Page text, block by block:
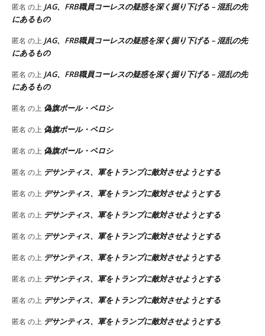
匿名 の上 JAG、FRB職員コーレスの疑惑を深く掘り下げる – 混乱の先
にあるもの
匿名 の上 JAG、FRB職員コーレスの疑惑を深く掘り下げる – 混乱の先
にあるもの
匿名 の上 JAG、FRB職員コーレスの疑惑を深く掘り下げる – 混乱の先
にあるもの
匿名 の上 偽旗ポール・ペロシ
匿名 の上 偽旗ポール・ペロシ
匿名 の上 偽旗ポール・ペロシ
匿名 の上 デサンティス、軍をトランプに敵対させようとする
匿名 の上 デサンティス、軍をトランプに敵対させようとする
匿名 の上 デサンティス、軍をトランプに敵対させようとする
匿名 の上 デサンティス、軍をトランプに敵対させようとする
匿名 の上 デサンティス、軍をトランプに敵対させようとする
匿名 の上 デサンティス、軍をトランプに敵対させようとする
匿名 の上 デサンティス、軍をトランプに敵対させようとする
匿名 の上 デサンティス、軍をトランプに敵対させようとする